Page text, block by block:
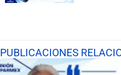
PUBLICACIONES